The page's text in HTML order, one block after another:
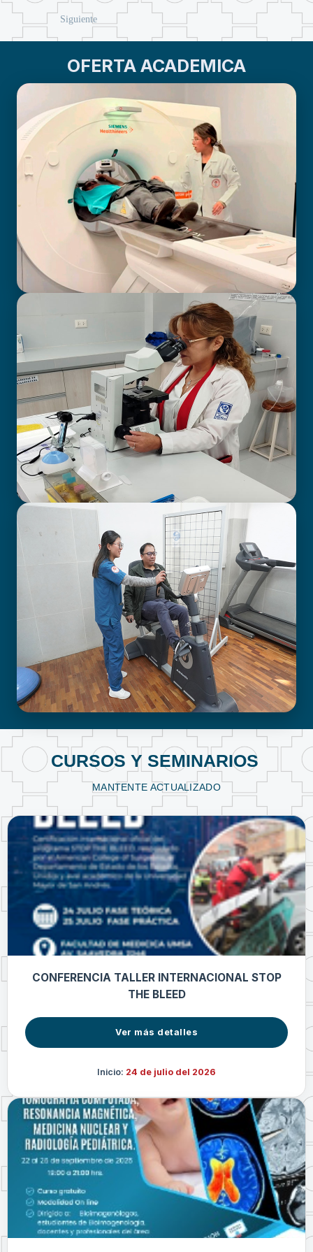
Siguiente
OFERTA ACADEMICA
LABORATORIO CLÍNICO
FISIOTERAPIA Y KINESIOLOGÍA
CURSOS Y SEMINARIOS
MANTENTE ACTUALIZADO
CONFERENCIA TALLER INTERNACIONAL STOP
THE BLEED
Ver más detalles
Inicio: 24 de julio del 2026